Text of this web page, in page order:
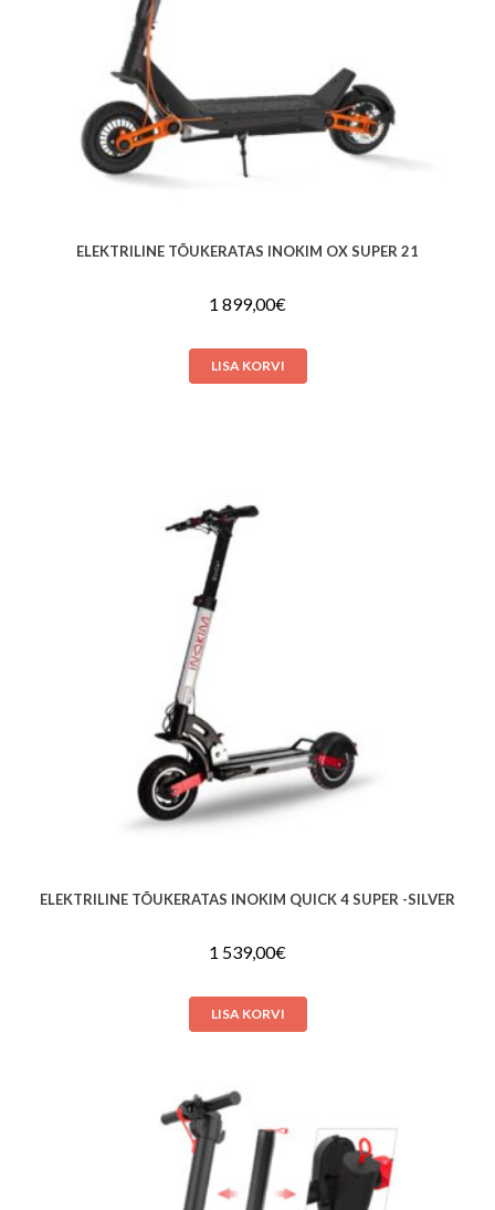
ELEKTRILINE TÕUKERATAS INOKIM OX SUPER 21
1 899,00€
LISA KORVI
ELEKTRILINE TÕUKERATAS INOKIM QUICK 4 SUPER -SILVER
1 539,00€
LISA KORVI